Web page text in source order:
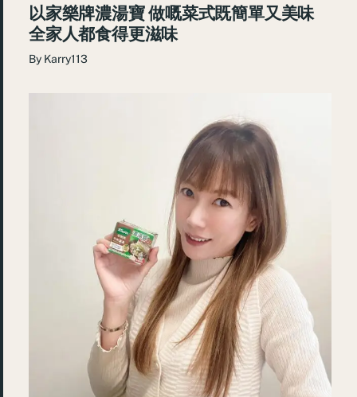
以家樂牌濃湯寶 做嘅菜式既簡單又美味
全家人都食得更滋味
By Karry113